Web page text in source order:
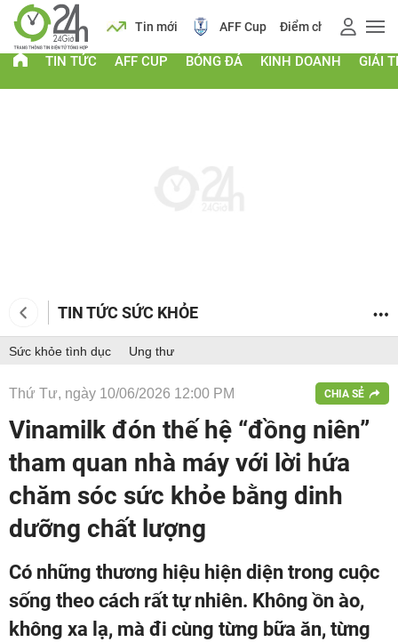
Lịch Tin mới AFF Cup Điểm chuẩn 2026
TIN TỨC AFF CUP BÓNG ĐÁ KINH DOANH GIẢI
TIN TỨC SỨC KHỎE
Sức khỏe tình dục Ung thư
Thứ Tư, ngày 10/06/2026 12:00 PM CHIA SẺ
Vinamilk đón thế hệ “đồng niên”
tham quan nhà máy với lời hứa
chăm sóc sức khỏe bằng dinh
dưỡng chất lượng
Có những thương hiệu hiện diện trong cuộc
sống theo cách rất tự nhiên. Không ồn ào,
không xa lạ, mà đi cùng từng bữa ăn, từng